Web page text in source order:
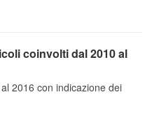
coinvolti dal 2010 al
2016 con indicazione dei